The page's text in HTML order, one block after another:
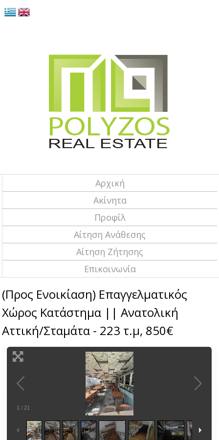
Αρχική
Ακίνητα
Προφίλ
Αίτηση Ανάθεσης
Αίτηση Ζήτησης
Επικοινωνία
(Προς Ενοικίαση) Επαγγελματικός
Χώρος Κατάστημα || Ανατολική
Αττική/Σταμάτα - 223 τ.μ, 850€
1 / 21